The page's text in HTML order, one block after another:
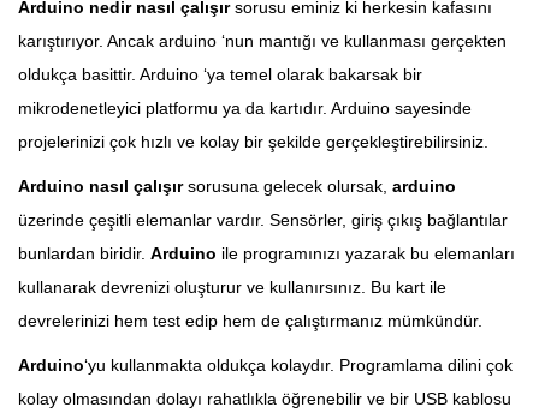
Arduino nedir nasıl çalışırsorusu eminiz ki herkesin kafasını
karıştırıyor. Ancak arduino ‘nun mantığı ve kullanması gerçekten
oldukça basittir. Arduino ‘ya temel olarak bakarsak bir
mikrodenetleyici platformu ya da kartıdır. Arduino sayesinde
projelerinizi çok hızlı ve kolay bir şekilde gerçekleştirebilirsiniz.
Arduino nasıl çalışırsorusuna gelecek olursak, arduino
üzerinde çeşitli elemanlar vardır. Sensörler, giriş çıkış bağlantılar
bunlardan biridir. Arduino ile programınızı yazarak bu elemanları
kullanarak devrenizi oluşturur ve kullanırsınız. Bu kart ile
devrelerinizi hem test edip hem de çalıştırmanız mümkündür.
Arduino‘yu kullanmakta oldukça kolaydır. Programlama dilini çok
kolay olmasından dolayı rahatlıkla öğrenebilir ve bir USB kablosu